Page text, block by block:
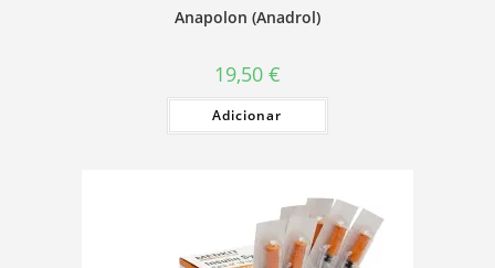
Anapolon (Anadrol)
19,50 €
Adicionar